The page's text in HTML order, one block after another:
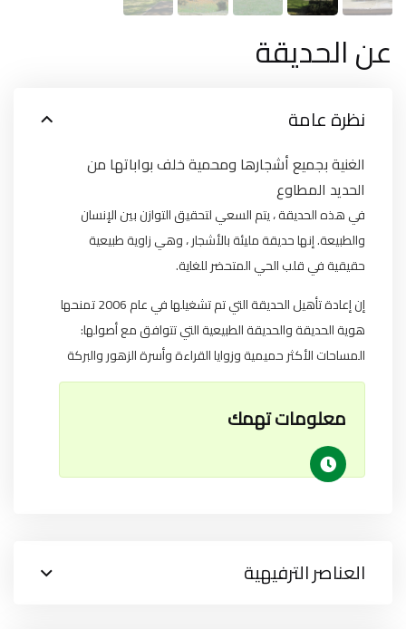
عن الحديقة
نظرة عامة
الغنية بجميع أشجارها ومحمية خلف بواباتها من
الحديد المطاوع
في هذه الحديقة ، يتم السعي لتحقيق التوازن بين الإنسان
والطبيعة. إنها حديقة مليئة بالأشجار ، وهي زاوية طبيعية
حقيقية في قلب الحي المتحضر للغاية.
إن إعادة تأهيل الحديقة التي تم تشغيلها في عام 2006 تمنحها
هوية الحديقة والحديقة الطبيعية التي تتوافق مع أصولها:
المساحات الأكثر حميمية وزوايا القراءة وأسرة الزهور والبركة
معلومات تهمك
العناصر الترفيهية